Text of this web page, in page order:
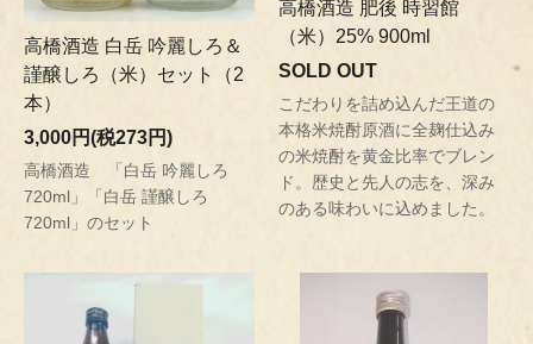
高橋酒造 白岳 吟麗しろ＆
謹醸しろ（米）セット（2
本）
3,000円(税273円)
高橋酒造 「白岳 吟麗しろ
720ml」「白岳 謹醸しろ
720ml」のセット
高橋酒造 肥後 時習館
（米）25% 900ml
SOLD OUT
こだわりを詰め込んだ王道の
本格米焼酎原酒に全麹仕込み
の米焼酎を黄金比率でブレン
ド。歴史と先人の志を、深み
のある味わいに込めました。